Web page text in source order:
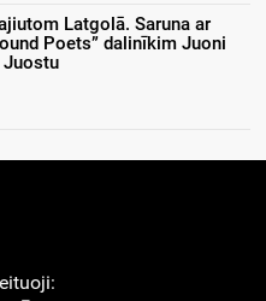
Latgolā. Saruna ar
Poets” dalinīkim Juoni
Juostu